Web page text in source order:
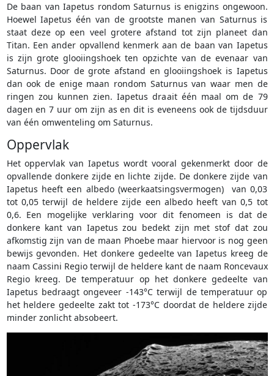
De baan van Iapetus rondom Saturnus is enigzins ongewoon.
Hoewel Iapetus één van de grootste manen van Saturnus is
staat deze op een veel grotere afstand tot zijn planeet dan
Titan. Een ander opvallend kenmerk aan de baan van Iapetus
is zijn grote glooiingshoek ten opzichte van de evenaar van
Saturnus. Door de grote afstand en glooiingshoek is Iapetus
dan ook de enige maan rondom Saturnus van waar men de
ringen zou kunnen zien. Iapetus draait één maal om de 79
dagen en 7 uur om zijn as en dit is eveneens ook de tijdsduur
van één omwenteling om Saturnus.
Oppervlak
Het oppervlak van Iapetus wordt vooral gekenmerkt door de
opvallende donkere zijde en lichte zijde. De donkere zijde van
Iapetus heeft een albedo (weerkaatsingsvermogen) van 0,03
tot 0,05 terwijl de heldere zijde een albedo heeft van 0,5 tot
0,6. Een mogelijke verklaring voor dit fenomeen is dat de
donkere kant van Iapetus zou bedekt zijn met stof dat zou
afkomstig zijn van de maan Phoebe maar hiervoor is nog geen
bewijs gevonden. Het donkere gedeelte van Iapetus kreeg de
naam Cassini Regio terwijl de heldere kant de naam Roncevaux
Regio kreeg. De temperatuur op het donkere gedeelte van
Iapetus bedraagt ongeveer -143°C terwijl de temperatuur op
het heldere gedeelte zakt tot -173°C doordat de heldere zijde
minder zonlicht absobeert.